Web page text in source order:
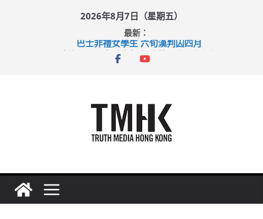
2026年8月7日（星期五）
最新：
巴士非禮女學生 六旬漢判囚四月
涉造假公屋富戶申報表 倉管員准保釋候訊